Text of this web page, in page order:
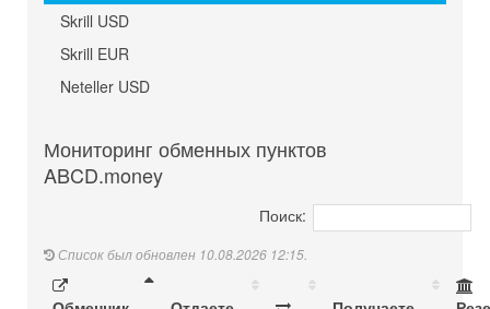
Skrill USD
Skrill EUR
Neteller USD
Мониторинг обменных пунктов
ABCD.money
Поиск:
Список был обновлен 10.08.2026 12:15.